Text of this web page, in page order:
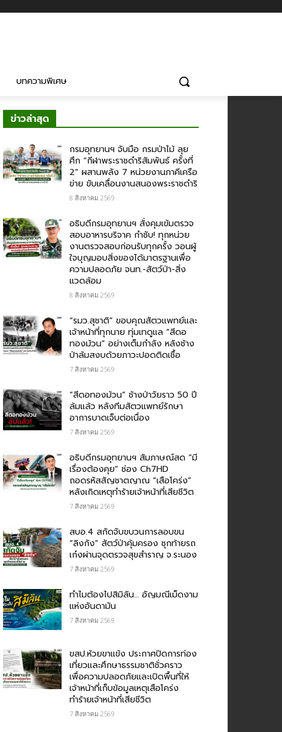
บทความพิเศษ
ข่าวล่าสุด
กรมอุทยานฯ จับมือ กรมป่าไม้ ลุย
ศึก “กีฬาพระราชดำริสัมพันธ์ ครั้งที่
2” ผสานพลัง 7 หน่วยงานภาคีเครือ
ข่าย ขับเคลื่อนงานสนองพระราชดำริ
8 สิงหาคม 2569
อธิบดีกรมอุทยานฯ สั่งคุมเข้มตรวจ
สอบอาหารบริจาค​ กำชับ! ทุกหน่วย
งานตรวจสอบก่อนรับทุกครั้ง วอนผู้
ใจบุญมอบสิ่งของได้มาตรฐานเพื่อ
ความปลอดภัย​ จนท.-สัตว์ป่า-สิ่ง
แวดล้อม
8 สิงหาคม 2569
“รมว.สุชาติ” ขอบคุณสัตวแพทย์และ
เจ้าหน้าที่ทุกนาย ทุ่มเทดูแล “สีดอ
ทองม้วน” อย่างเต็มกำลัง หลังช้าง
ป่าล้มสงบด้วยภาวะปอดติดเชื้อ
7 สิงหาคม 2569
“สีดอทองม้วน” ช้างป่าวัยราว 50 ปี
ล้มแล้ว หลังทีมสัตวแพทย์รักษา
อาการบาดเจ็บต่อเนื่อง
7 สิงหาคม 2569
อธิบดีกรมอุทยานฯ สัมภาษณ์สด “มี
เรื่องต้องคุย” ช่อง Ch7HD
ถอดรหัสสัญชาตญาณ “เสือโคร่ง”
หลังเกิดเหตุทำร้ายเจ้าหน้าที่เสียชีวิต
7 สิงหาคม 2569
สบอ.4 สกัดจับขบวนการลอบขน
“ลิงกัง” สัตว์ป่าคุ้มครอง ซุกท้ายรถ
เก๋งผ่านจุดตรวจสุขสำราญ จ.ระนอง
7 สิงหาคม 2569
ทำไมต้องไปสิมิลัน… อัญมณีเม็ดงาม
แห่งอันดามัน
7 สิงหาคม 2569
ขสป.ห้วยขาแข้ง ประกาศปิดการท่อง
เที่ยวและศึกษาธรรมชาติชั่วคราว
เพื่อความปลอดภัยและเปิดพื้นที่ให้
เจ้าหน้าที่เก็บข้อมูลเหตุเสือโคร่ง
ทำร้ายเจ้าหน้าที่เสียชีวิต
7 สิงหาคม 2569